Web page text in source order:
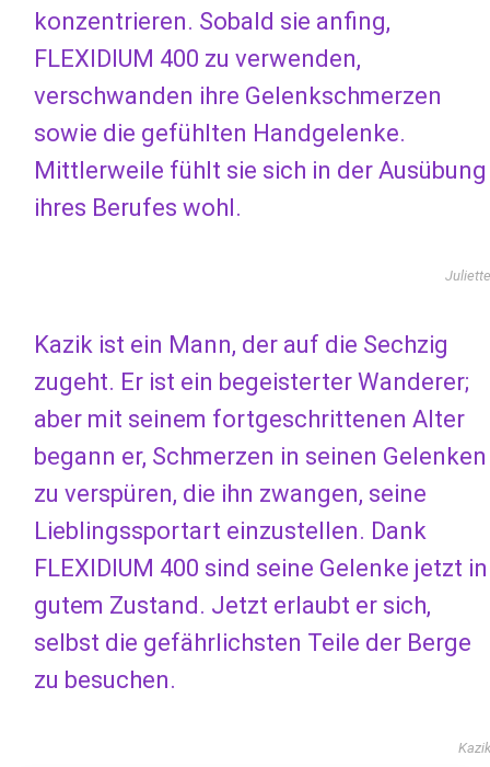
konzentrieren. Sobald sie anfing,
FLEXIDIUM 400 zu verwenden,
verschwanden ihre Gelenkschmerzen
sowie die gefühlten Handgelenke.
Mittlerweile fühlt sie sich in der Ausübung
ihres Berufes wohl.
Juliette
Kazik ist ein Mann, der auf die Sechzig
zugeht. Er ist ein begeisterter Wanderer;
aber mit seinem fortgeschrittenen Alter
begann er, Schmerzen in seinen Gelenken
zu verspüren, die ihn zwangen, seine
Lieblingssportart einzustellen. Dank
FLEXIDIUM 400 sind seine Gelenke jetzt in
gutem Zustand. Jetzt erlaubt er sich,
selbst die gefährlichsten Teile der Berge
zu besuchen.
Kazik